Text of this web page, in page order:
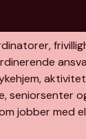
seniorsenter
jobber med